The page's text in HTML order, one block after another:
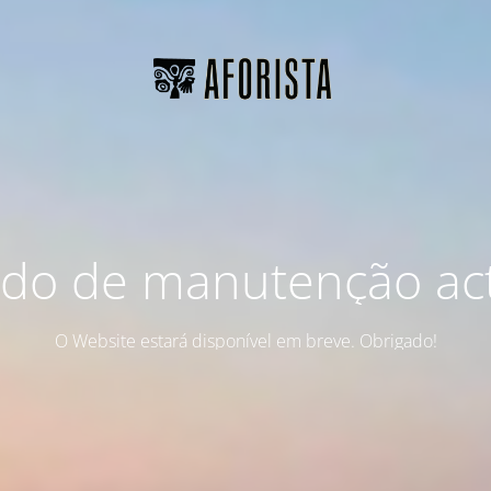
de manutenção
O Website estará disponível em breve. Obrigado!